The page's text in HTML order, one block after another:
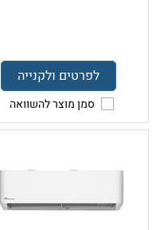
לפרטים ולקנייה
סמן מוצר להשוואה